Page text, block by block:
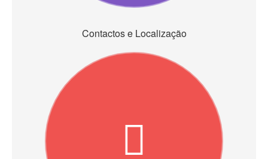
Contactos e Localização